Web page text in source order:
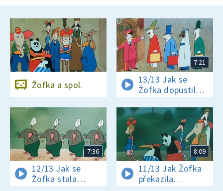
Žofka a spol.
7:21
13/13 Jak se
Žofka dopustila
osudové chyby
7:36
12/13 Jak se
Žofka stala
8:09
11/13 Jak Žofka
překazila